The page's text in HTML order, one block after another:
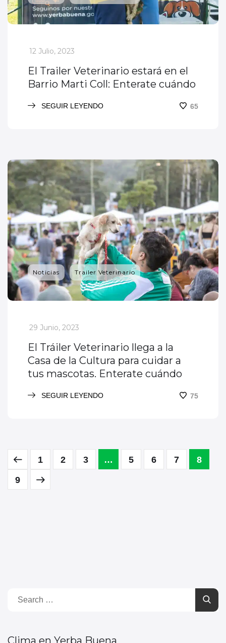
_
12 Julio, 2023
El Trailer Veterinario estará en el
Barrio Marti Coll: Enterate cuándo
SEGUIR LEYENDO 65
Noticias Trailer Veterinario
_
29 Junio, 2023
El Tráiler Veterinario llega a la
Casa de la Cultura para cuidar a
tus mascotas. Enterate cuándo
SEGUIR LEYENDO 75
1 2 3 … 5 6 7
8
9
Clima en Yerba Buena